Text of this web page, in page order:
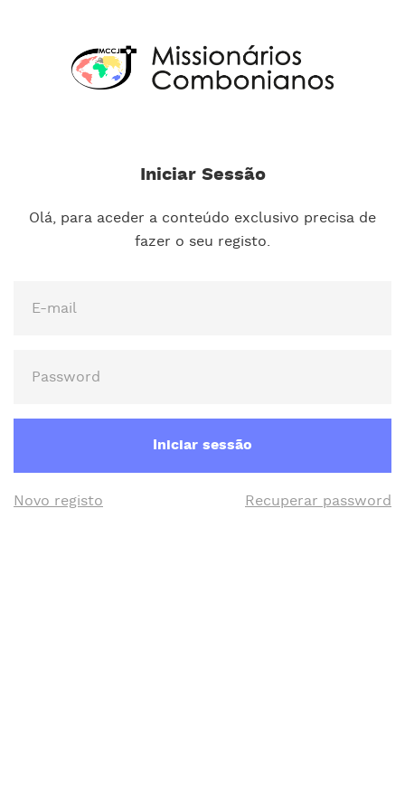
Iniciar Sessão
Olá, para aceder a conteúdo exclusivo precisa de
fazer o seu registo.
Iniciar sessão
Novo registo Recuperar password